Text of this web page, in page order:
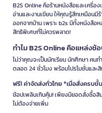
B2S Online คือร้านหนังสือและเครื่อ
อ่านและงานเขียน ให้คุณรู้สึกเหมือนมี
ออกจากบ้าน เพราะ b2s มีทั้งหนังสื
สิทธิพิเศษที่ไม่ควรพลาด!
ทำไม B2S Online คือแหล่ง
ไม่ว่าคุณจะเป็นนักเรียน นักศึกษา ค
ตลอด 24 ชั่วโมง พร้อมโปรโมชั่นและ
ฟรี! ค่าจัดส่งทั่วไทย *เมื่อสั่งครบ
ช้อปเพลินเกินคุ้ม! เพียงมียอดสั่งซื้อ
ไม่ต้องจ่ายเพิ่ม